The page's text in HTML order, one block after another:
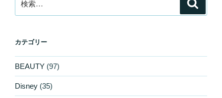
索:
カテゴリー
BEAUTY (97)
Disney (35)